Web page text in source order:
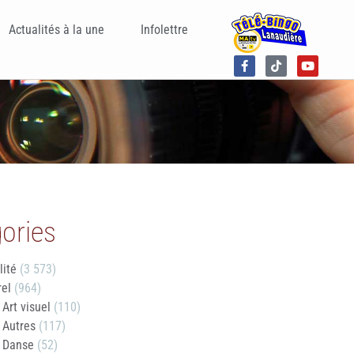
Actualités à la une Infolettre
(3 573)
(964)
Art visuel (110)
Autres(117)
Danse (52)